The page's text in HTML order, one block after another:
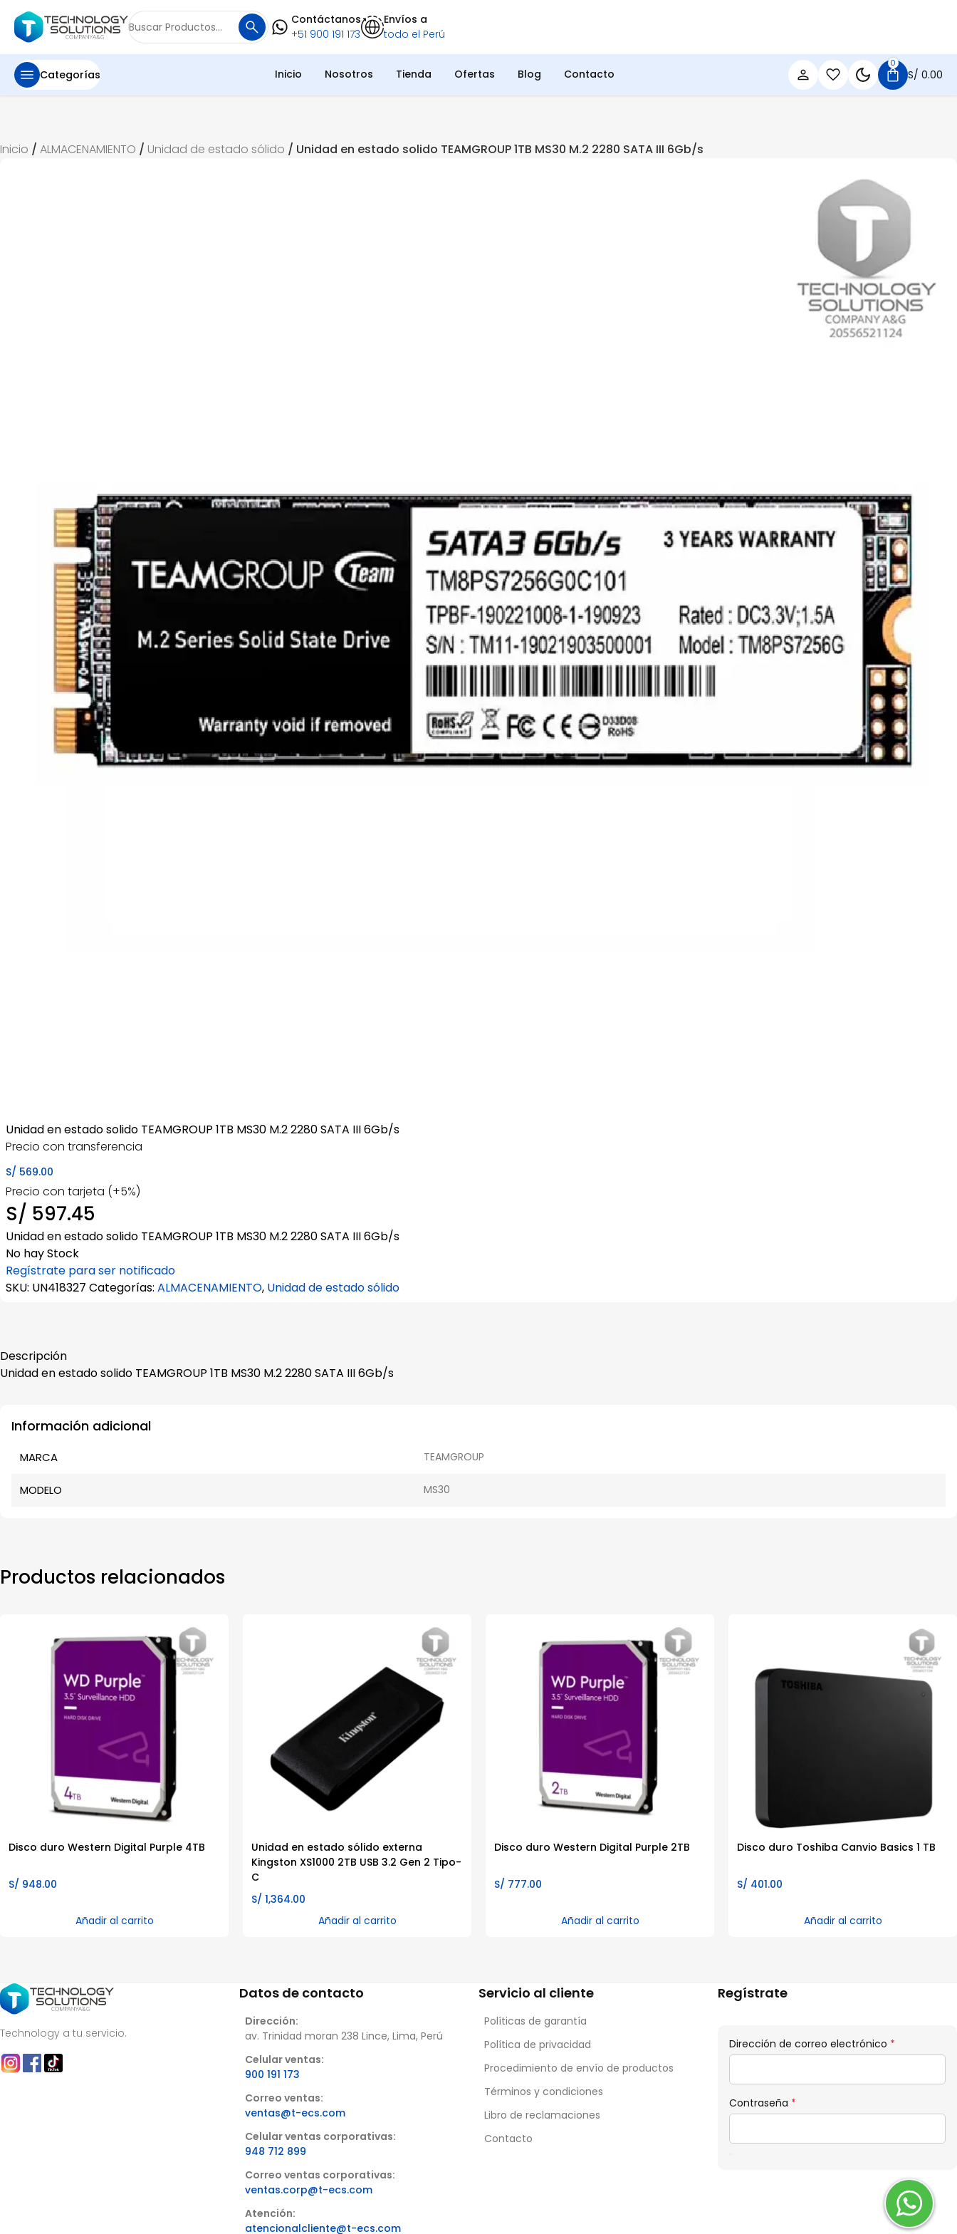
Buscar
por:
Contáctanos
+51 900 191 173
Envíos a
todo el Perú
Categorías Inicio Nosotros Tienda Ofertas Blog Contacto
0
S/ 0.00
Inicio / ALMACENAMIENTO / Unidad de estado sólido / Unidad en estado solido TEAMGROUP 1TB MS30 M.2 2280 SATA III 6Gb/s
Unidad en estado solido TEAMGROUP 1TB MS30 M.2 2280 SATA III 6Gb/s
Precio con transferencia
S/ 569.00
Precio con tarjeta (+5%)
S/ 597.45
Unidad en estado solido TEAMGROUP 1TB MS30 M.2 2280 SATA III 6Gb/s
No hay Stock
Regístrate para ser notificado
SKU: UN418327 Categorías: ALMACENAMIENTO, Unidad de estado sólido
Descripción
Unidad en estado solido TEAMGROUP 1TB MS30 M.2 2280 SATA III 6Gb/s
Información adicional
MARCA TEAMGROUP
MODELO MS30
Productos relacionados
Disco duro Western Digital Purple 4TB
S/ 948.00
Añadir al carrito
Unidad en estado sólido externa
Kingston XS1000 2TB USB 3.2 Gen 2 Tipo-
C
S/ 1,364.00
Añadir al carrito
Disco duro Western Digital Purple 2TB
S/ 777.00
Añadir al carrito
Disco duro Toshiba Canvio Basics 1 TB
S/ 401.00
Añadir al carrito
Technology a tu servicio.
Datos de contacto
Dirección:
av. Trinidad moran 238 Lince, Lima, Perú
Celular ventas:
900 191 173
Correo ventas:
ventas@t-ecs.com
Celular ventas corporativas:
948 712 899
Correo ventas corporativas:
ventas.corp@t-ecs.com
Atención:
atencionalcliente@t-ecs.com
Servicio al cliente
Políticas de garantía
Política de privacidad
Procedimiento de envío de productos
Términos y condiciones
Libro de reclamaciones
Contacto
Regístrate
Dirección de correo electrónico *
Contraseña *